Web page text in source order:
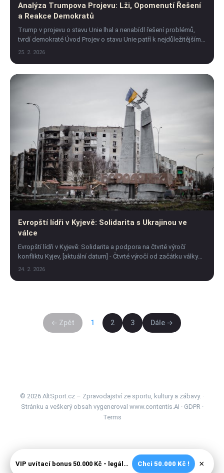
Analýza Trumpova Projevu: Lži, Opomenutí Řešení
a Reakce Demokratů
Trump v projevu o stavu Unie lhal a nenabídl řešení problémů,
tvrdí demokraté Úvod Projev o stavu Unie patří k nejdůležitějším
událostem americké politiky.
25. 2. 2026
Evropští lídři v Kyjevě: Solidarita s Ukrajinou ve
válce
Evropští lídři v Kyjevě: Solidarita a podpora na čtvrté výročí
konfliktu Kyjev, [aktuální datum] - Čtvrté výročí od začátku války
na Ukrajině se neslo...
24. 2. 2026
← Zpět 1 2 3 Dále →
© 2026 AltSport.cz – Zpravodajství ze sportu, kultury a zábavy. ·
Stránku a veškerý obsah vygeneroval www.contentis.AI · GDPR ·
Terms
VIP uvítací bonus 50.000 Kč - legální české kasíno Chci 50.000 Kč ! ×